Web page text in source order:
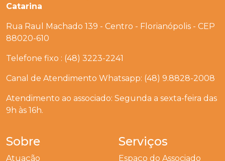
Catarina
Rua Raul Machado 139 - Centro - Florianópolis - CEP
88020-610
Telefone fixo : (48) 3223-2241
Canal de Atendimento Whatsapp: (48) 9.8828-2008
Atendimento ao associado: Segunda a sexta-feira das
9h às 16h.
Sobre
Atuação
Serviços
Espaço do Associado